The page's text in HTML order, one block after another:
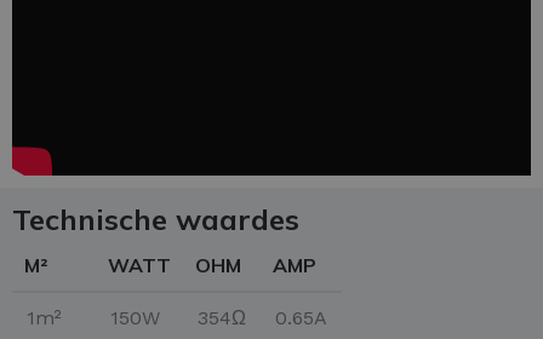
Technische waardes
M² WATT OHM AMP
1m² 150W 354Ω 0.65A